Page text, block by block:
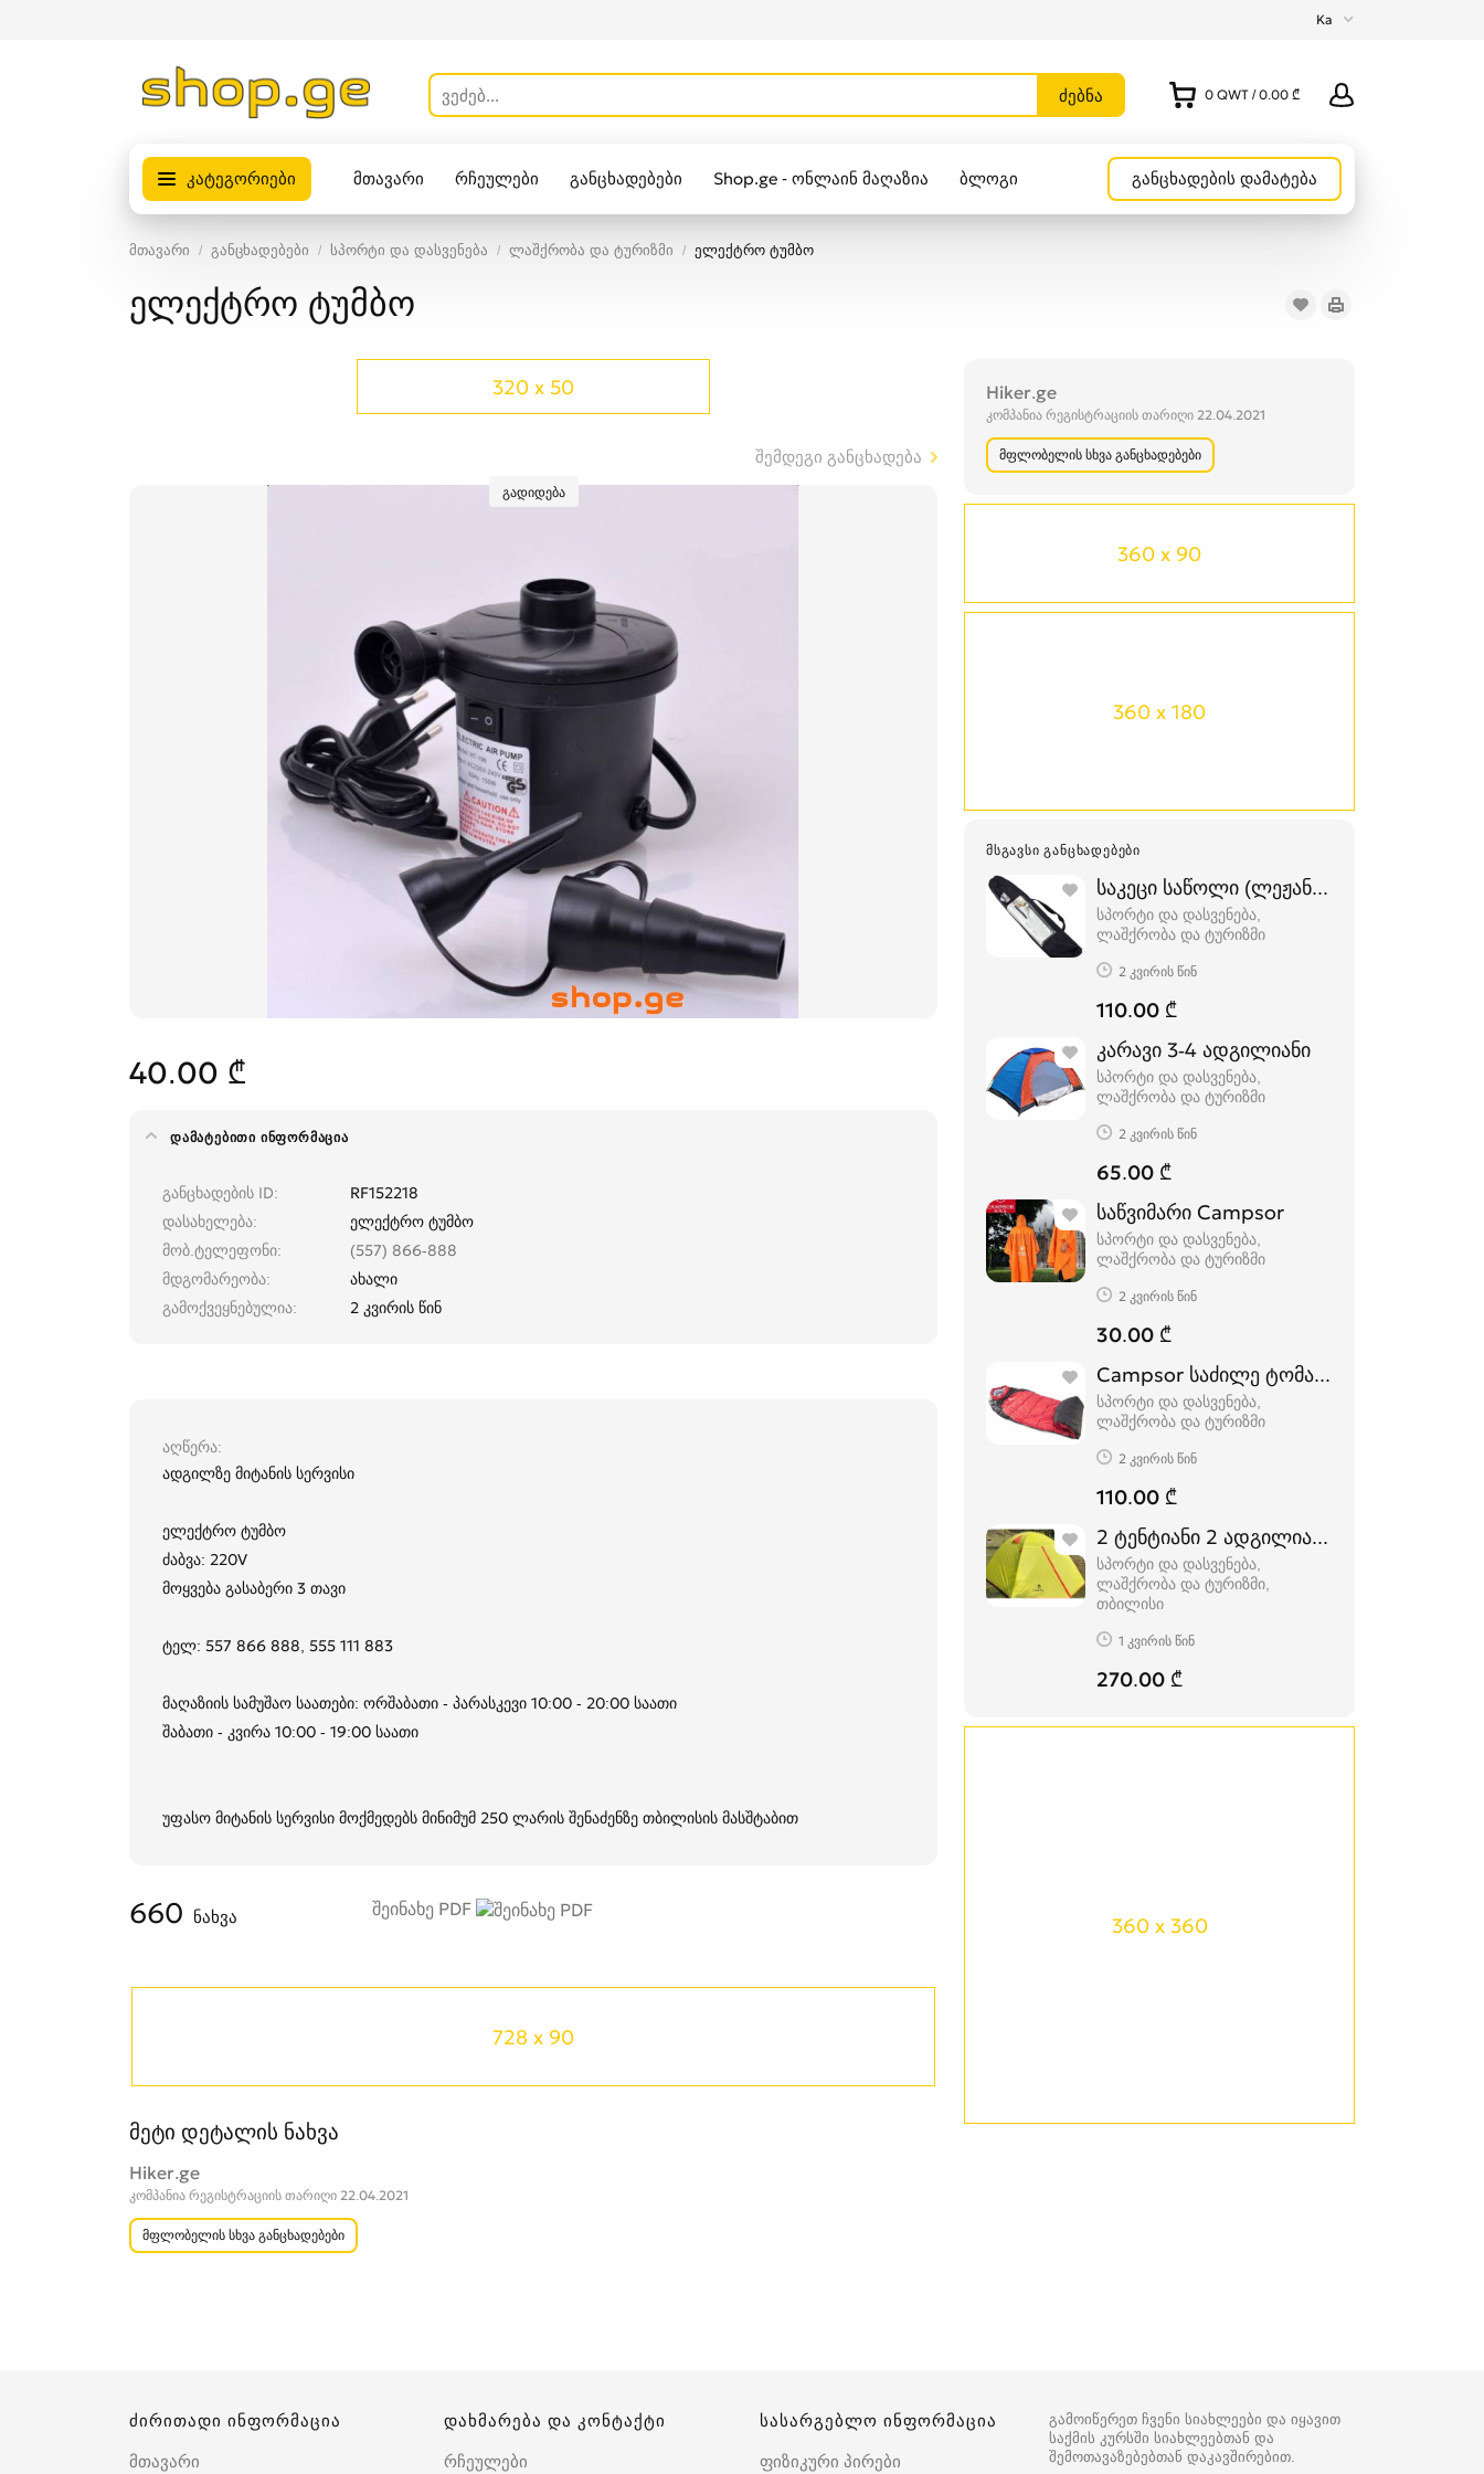
Ka
0 QWT / 0.00 ₾
კატეგორიები მთავარი რჩეულები განცხადებები Shop.ge - ონლაინ მაღაზია ბლოგი განცხადების დამატება
მთავარი განცხადებები სპორტი და დასვენება ლაშქრობა და ტურიზმი ელექტრო ტუმბო
ელექტრო ტუმბო
Hiker.ge
კომპანია რეგისტრაციის თარიღი 22.04.2021
მფლობელის სხვა განცხადებები
360 x 90
360 x 180
ᲛᲡᲒᲐᲕᲡᲘ ᲒᲐᲜᲪᲮᲐᲓᲔᲑᲔᲑᲘ
საკეცი საწოლი (ლეჟანკა) გასაშლელი
სპორტი და დასვენება,
ლაშქრობა და ტურიზმი
2 კვირის წინ
110.00 ₾
კარავი 3-4 ადგილიანი
სპორტი და დასვენება,
ლაშქრობა და ტურიზმი
2 კვირის წინ
65.00 ₾
საწვიმარი Campsor
სპორტი და დასვენება,
ლაშქრობა და ტურიზმი
2 კვირის წინ
30.00 ₾
Campsor საძილე ტომარა -14 ºc
სპორტი და დასვენება,
ლაშქრობა და ტურიზმი
2 კვირის წინ
110.00 ₾
2 ტენტიანი 2 ადგილიანი HASKY karavi
სპორტი და დასვენება,
ლაშქრობა და ტურიზმი
თბილისი
1 კვირის წინ
270.00 ₾
360 x 360
320 x 50
შემდეგი განცხადება
გადიდება
40.00 ₾
ᲓᲐᲛᲐᲢᲔᲑᲘᲗᲘ ᲘᲜᲤᲝᲠᲛᲐᲪᲘᲐ
განცხადების ID
RF152218
დასახელება
ელექტრო ტუმბო
მობ.ტელეფონი
(557) 866-888
მდგომარეობა
ახალი
გამოქვეყნებულია
2 კვირის წინ
აღწერა
ადგილზე მიტანის სერვისი
ელექტრო ტუმბო
ძაბვა: 220V
მოყვება გასაბერი 3 თავი
ტელ: 557 866 888, 555 111 883
მაღაზიის სამუშაო საათები: ორშაბათი - პარასკევი 10:00 - 20:00 საათი
შაბათი - კვირა 10:00 - 19:00 საათი
უფასო მიტანის სერვისი მოქმედებს მინიმუმ 250 ლარის შენაძენზე თბილისის მასშტაბით
შეინახე PDF
660 ნახვა
728 x 90
მეტი დეტალის ნახვა
Hiker.ge
კომპანია რეგისტრაციის თარიღი 22.04.2021
მფლობელის სხვა განცხადებები
გამოიწერეთ ჩვენი სიახლეები და იყავით
საქმის კურსში სიახლეებთან და
შემოთავაზებებთან დაკავშირებით.
ძირითადი ინფორმაცია
მთავარი
დახმარება და კონტაქტი
რჩეულები
სასარგებლო ინფორმაცია
ფიზიკური პირები